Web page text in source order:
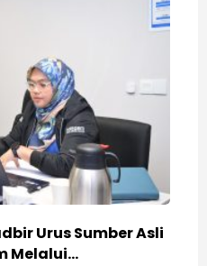
Urus Sumber Asli
Melalui…